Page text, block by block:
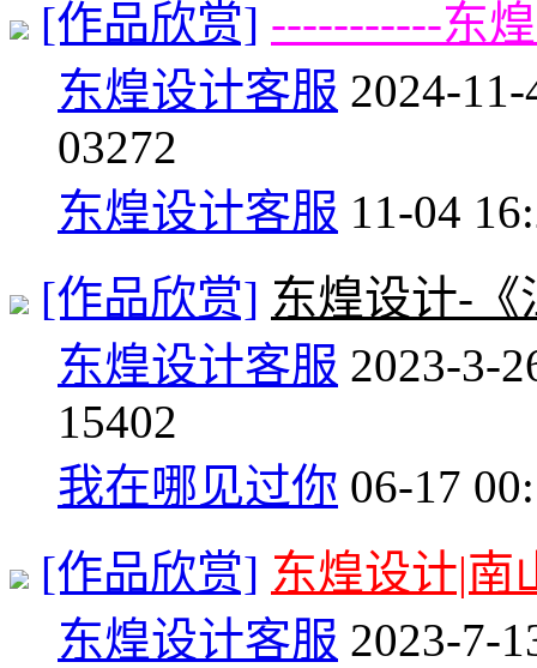
[作品欣赏] -----------东
东煌设计客服 2024-11-
03272
东煌设计客服 11-04
[作品欣赏] 东煌设计-
东煌设计客服 2023-3-
15402
我在哪见过你 06-17
[作品欣赏] 东煌设计|南
东煌设计客服 2023-7-